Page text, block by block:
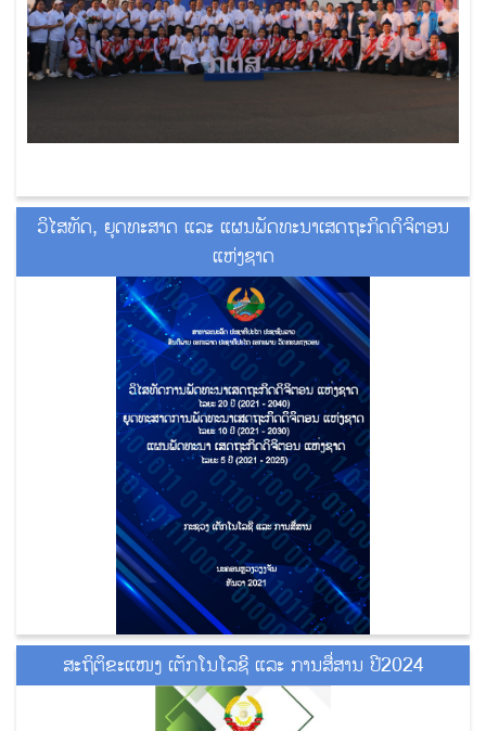
ວິໄສທັດ, ຍຸດທະສາດ ແລະ ແຜນພັດທະນາເສດຖະກິດດິຈິຕອນ
ແຫ່ງຊາດ
ສະຖິຕິຂະແໜງ ເຕັກໂນໂລຊີ ແລະ ການສື່ສານ ປີ2024